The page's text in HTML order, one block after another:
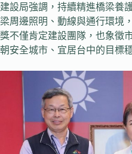
建設局強調，持續精進橋梁養
梁周邊照明、動線與通行環境
獎不僅肯定建設團隊，也象徵
朝安全城市、宜居台中的目標